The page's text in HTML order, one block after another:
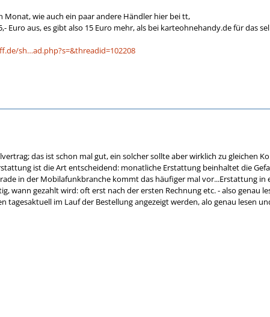
Monat, wie auch ein paar andere Händler hier bei tt,
Euro aus, es gibt also 15 Euro mehr, als bei karteohnehandy.de für das
sh…ad.php?s=&threadid=102208
das ist schon mal gut, ein solcher sollte aber wirklich zu gleichen
ist die Art entscheidend: monatliche Erstattung beinhaltet die
in der Mobilafunkbranche kommt das häufiger mal vor...Erstattung
wann gezahlt wird: oft erst nach der ersten Rechnung etc. - also genau
tagesaktuell im Lauf der Bestellung angezeigt werden, alo genau lesen